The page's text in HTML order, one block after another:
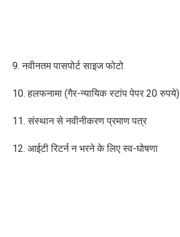
9. नवीनतम पासपोर्ट साइज फोटो
10. हलफनामा (गैर-न्यायिक स्टांप पेपर 20 रुपये)
11. संस्थान से नवीनीकरण प्रमाण पत्र
12. आईटी रिटर्न न भरने के लिए स्व-घोषणा